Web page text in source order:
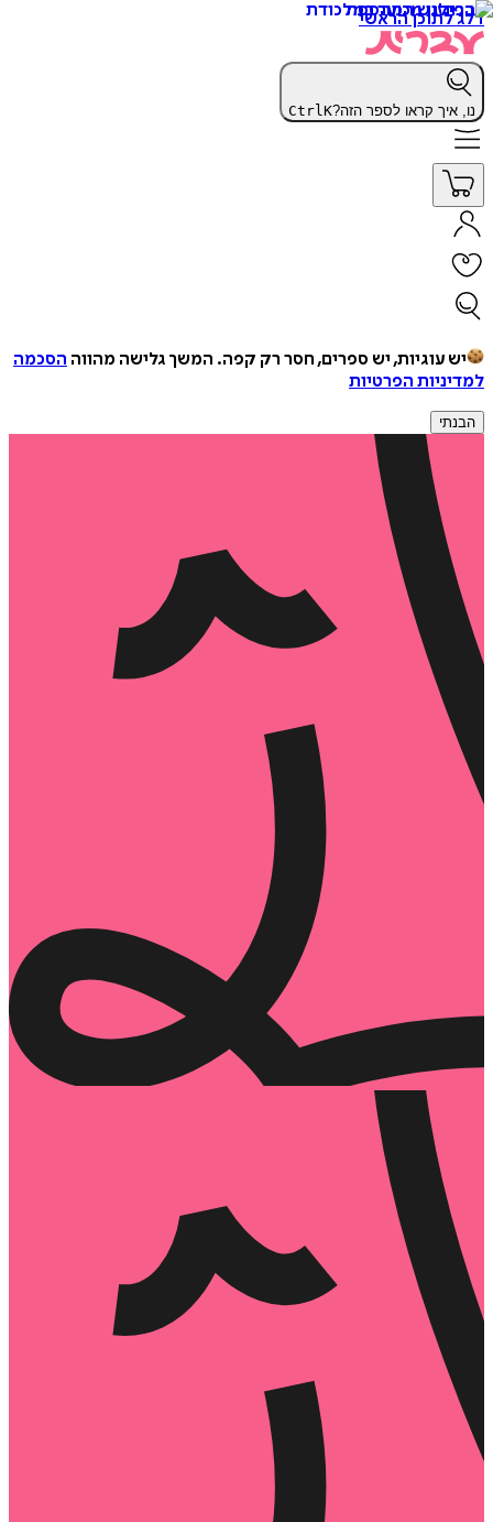
דלג לתוכן הראשי
נו, איך קראו לספר הזה? CtrlK
יש עוגיות, יש ספרים, חסר רק קפה. המשך גלישה מהווה הסכמה
למדיניות הפרטיות
הבנתי